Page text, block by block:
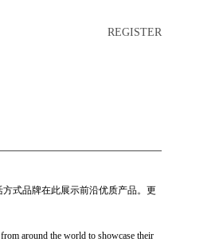
REGISTER
方式品牌在此展示前沿优质产品。更
around the world to showcase their